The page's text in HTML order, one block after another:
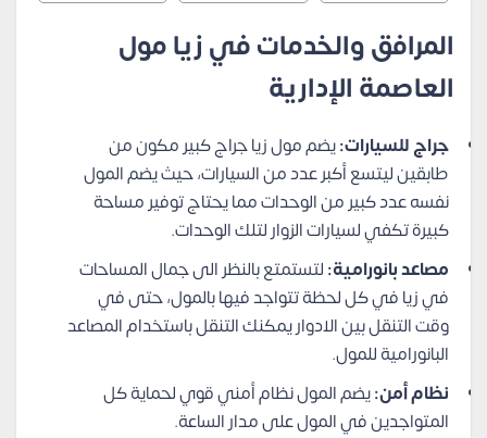
المرافق والخدمات في زيا مول
العاصمة الإدارية
جراج للسيارات:يضم مول زيا جراج كبير مكون من
طابقين ليتسع أكبر عدد من السيارات، حيث يضم المول
نفسه عدد كبير من الوحدات مما يحتاج توفير مساحة
كبيرة تكفي لسيارات الزوار لتلك الوحدات.
مصاعد بانورامية:لتستمتع بالنظر الى جمال المساحات
في زيا في كل لحظة تتواجد فيها بالمول، حتى في
وقت التنقل بين الادوار يمكنك التنقل باستخدام المصاعد
البانورامية للمول.
نظام أمن:يضم المول نظام أمني قوي لحماية كل
المتواجدين في المول على مدار الساعة.